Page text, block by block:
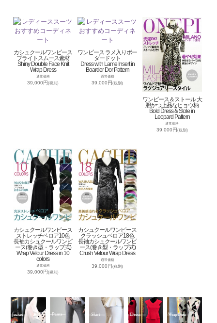
カシュクールワンピース
ブライトスムース素材
Shiny Double Face Knit
Wrap Dress
通常価格
39,000円(税別)
ワンピース ラメ入りボー
ダードット
Dress with Lame Insert in
Boarder Dor Pattern
通常価格
39,000円(税別)
ワンピース＆ストール 大
胆かつ上品なヒョウ柄
Bold Dress & Stole in
Leopard Pattern
通常価格
39,000円(税別)
カシュクールワンピース
ストレッチベロア10色
長袖カシュクールワンピ
ース(巻き型・ラップ式)
Wrap Velour Dress in 10
colors
通常価格
39,000円(税別)
カシュクールワンピース
クラッシュベロア18色
長袖カシュクールワンピ
ース(巻き型・ラップ式)
Crush Velour Wrap Dress
通常価格
39,000円(税別)